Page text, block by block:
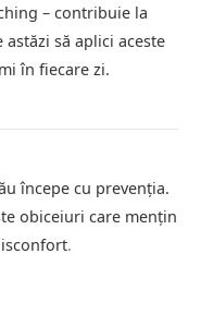
– contribuie la
să aplici aceste
în fiecare zi.
începe cu prevenția.
obiceiuri care mențin
.